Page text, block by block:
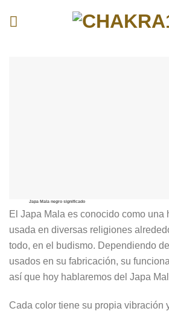
Japa Mala negro significado
El Japa Mala es conocido como una
usada en diversas religiones
todo, en el budismo. Dependiendo
usados en su fabricación, su
así que hoy hablaremos del Japa
Cada color tiene su propia vibración